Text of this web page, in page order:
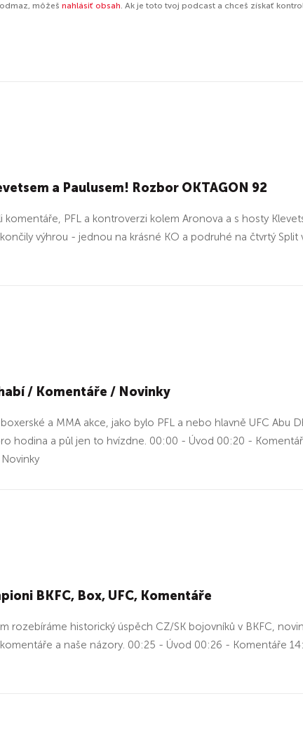
môžeš nahlásiť obsah. Ak je toto tvoj podcast a chceš získať
a Paulusem! Rozbor OKTAGON 92
PFL a kontroverzi kolem Aronova a s hosty
výhrou - jednou na krásné KO a podruhé na čtvrtý Split
/ Komentáře / Novinky
a MMA akce, jako bylo PFL a nebo hlavně UFC Abu
hodina a půl jen to hvízdne. 00:00 - Úvod 00:20 -
BKFC, Box, UFC, Komentáře
rozebíráme historický úspěch CZ/SK bojovníků v BKFC,
a naše názory. 00:25 - Úvod 00:26 - Komentáře